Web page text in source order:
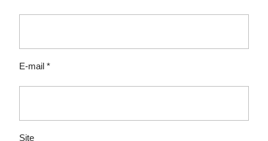
E-mail *
Site